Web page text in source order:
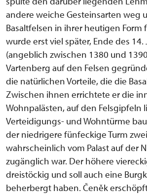
andere weiche Gesteinsarten weg
Basaltfelsen in ihrer heutigen Form
wurde erst viel später, Ende des
(angeblich zwischen 1380 und
Vartenberg auf den Felsen
die natürlichen Vorteile, die die
Zwischen ihnen errichtete er die
Wohnpalästen, auf den Felsgipfeln
Verteidigungs- und Wohntürme
der niedrigere fünfeckige Turm
wahrscheinlich vom Palast auf der
zugänglich war. Der höhere
dreistöckig und soll auch eine
beherbergt haben. Čeněk